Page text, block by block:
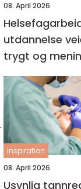
08. April 2026
utdannelse veien til et
trygt og
yrke
inspiration
08. April 2026
Usynlig